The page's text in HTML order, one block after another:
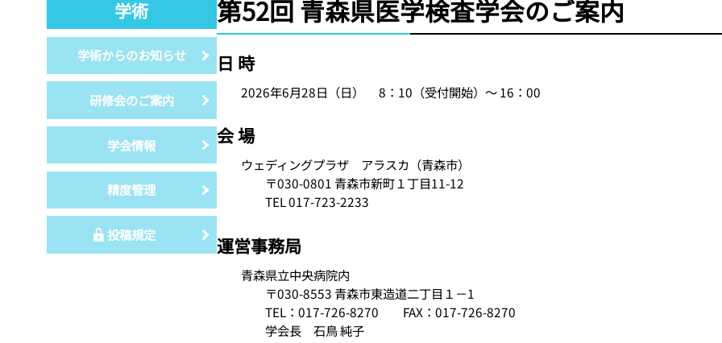
第52回 青森県医学検査学会のご案内
日 時
2026年6月28日（日） 8：10（受付開始）〜 16：00
会 場
ウェディングプラザ アラスカ（青森市）
〒030-0801 青森市新町１丁目11-12
TEL 017-723-2233
運営事務局
青森県立中央病院内
〒030-8553 青森市東造道二丁目１－1
TEL：017-726-8270 FAX：017-726-8270
学会長 石鳥 純子
学術
学術からのお知らせ
研修会のご案内
学会情報
精度管理
投稿規定